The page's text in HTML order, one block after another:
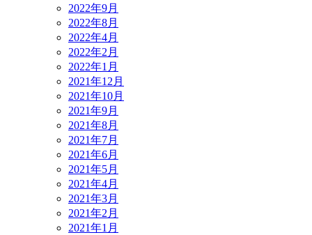
2022年9月
2022年8月
2022年4月
2022年2月
2022年1月
2021年12月
2021年10月
2021年9月
2021年8月
2021年7月
2021年6月
2021年5月
2021年4月
2021年3月
2021年2月
2021年1月